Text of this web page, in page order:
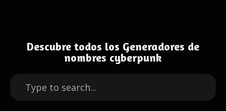
Descubre todos los Generadores de
nombres cyberpunk